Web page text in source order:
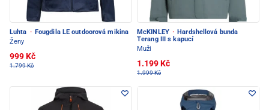
Luhta · Fougdila LE outdoorová mikina
Ženy
999 Kč
1.799 Kč
McKINLEY · Hardshellová bunda
Terang III s kapucí
Muži
1.199 Kč
1.999 Kč